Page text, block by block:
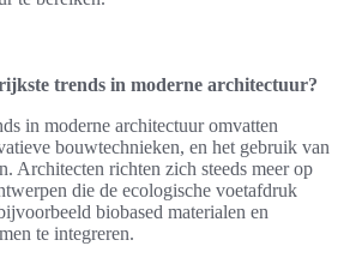
trends in moderne architectuur?
in moderne architectuur omvatten
bouwtechnieken, en het gebruik van
Architecten richten zich steeds meer op
die de ecologische voetafdruk
biobased materialen en
te integreren.